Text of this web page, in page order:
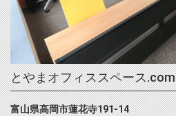
とやまオフィススペース.com
富山県高岡市蓮花寺191-14